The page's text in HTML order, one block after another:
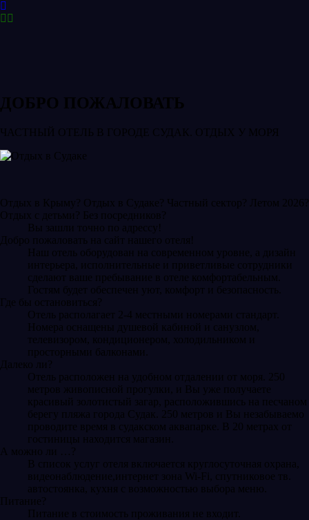
ДОБРО ПОЖАЛОВАТЬ
ЧАСТНЫЙ ОТЕЛЬ В ГОРОДЕ СУДАК. ОТДЫХ У МОРЯ
Отдых в Крыму? Отдых в Судаке? Частный сектор? Летом 2026?
Отдых с детьми? Без посредников?
Вы зашли точно по адрессу!
Добро пожаловать на сайт нашего отеля!
Наш отель оборудован на современном уровне, а дизайн
интерьера, исполнительные и приветливые сотрудники
сделают ваше пребывание в отеле комфортабельным.
Гостям будет обеспечен уют, комфорт и безопасность.
Где бы остановиться?
Отель располагает 2-4 местными номерами стандарт.
Номера оснащены душевой кабиной и санузлом,
телевизором, кондиционером, холодильником и
просторными балконами.
Далеко ли?
Отель расположен на удобном отдалении от моря. 250
метров живописной прогулки, и Вы уже получаете
красивый золотистый загар, расположившись на песчаном
берегу пляжа города Судак. 250 метров и Вы незабываемо
проводите время в судакском аквапарке. В 20 метрах от
гостиницы находится магазин.
А можно ли …?
В список услуг отеля включается круглосуточная охрана,
видеонаблюдение,интернет зона Wi-Fi, спутниковое тв.
автостоянка, кухня с возможностью выбора меню.
Питание?
Питание в стоимость проживания не входит.